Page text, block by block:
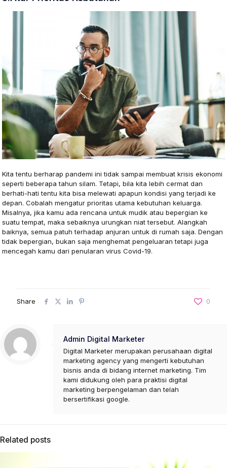
Kita tentu berharap pandemi ini tidak sampai membuat krisis ekonomi
seperti beberapa tahun silam. Tetapi, bila kita lebih cermat dan
berhati-hati tentu kita bisa melewati apapun kondisi yang terjadi ke
depan. Cobalah mengatur prioritas utama kebutuhan keluarga.
Misalnya, jika kamu ada rencana untuk mudik atau bepergian ke
suatu tempat, maka sebaiknya urungkan niat tersebut. Alangkah
baiknya, semua patuh terhadap anjuran untuk di rumah saja. Dengan
tidak bepergian, bukan saja menghemat pengeluaran tetapi juga
mencegah kamu dari penularan virus Covid-19.
Share 0
Admin Digital Marketer
Digital Marketer merupakan perusahaan digital
marketing agency yang mengerti kebutuhan
bisnis anda di bidang internet marketing. Tim
kami didukung oleh para praktisi digital
marketing berpengelaman dan telah
bersertifikasi google.
Related posts